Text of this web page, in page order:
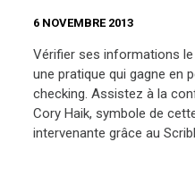
6 NOVEMBRE 2013
Vérifier ses informations
une pratique qui gagne en
checking. Assistez à la
Cory Haik, symbole de
intervenante grâce au